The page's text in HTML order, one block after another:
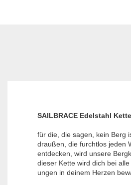
SAILBRACE Edelstahl
für die, die sagen, kein Berg
draußen, die furchtlos jeden
entdecken, wird unsere
dieser Kette wird dich bei
ungen in deinem Herzen